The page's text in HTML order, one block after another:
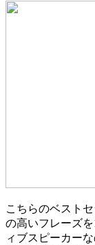
こちらのベスト
の高いフレーズ
ィブスピーカー